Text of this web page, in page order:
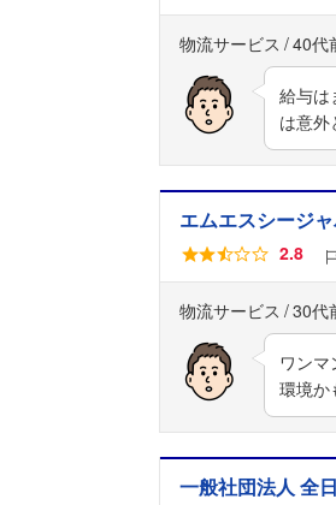
物流サービス 40代
給与は
は意
エムエスシージ
2.8
物流サービス 30代
ワン
環境か
一般社団法人 全